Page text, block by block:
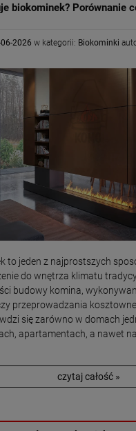
biokominek? Porównanie
2026 w kategorii: Biokominki
to jeden z najprostszych
do wnętrza klimatu
budowy komina,
przeprowadzania
się zarówno w domach
apartamentach, a nawet
czytaj całość »